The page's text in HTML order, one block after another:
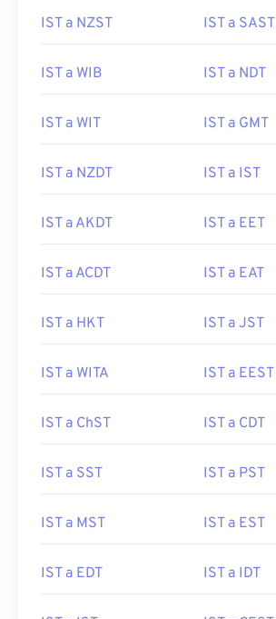
IST a NZST IST a SAST
IST a WIB IST a NDT
IST a WIT IST a GMT
IST a NZDT IST a IST
IST a AKDT IST a EET
IST a ACDT IST a EAT
IST a HKT IST a JST
IST a WITA IST a EEST
IST a ChST IST a CDT
IST a SST IST a PST
IST a MST IST a EST
IST a EDT IST a IDT